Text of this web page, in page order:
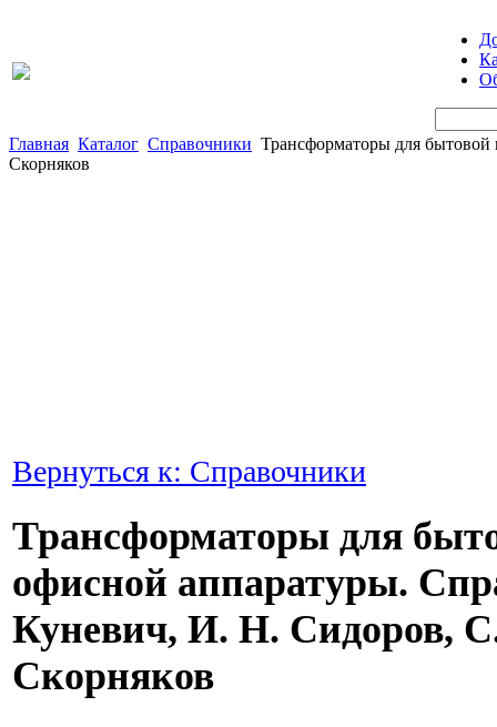
Главная Каталог Справочники Трансформаторы для
Скорняков
Вернуться к: Справочники
Трансформаторы для
офисной аппаратуры.
Куневич, И. Н. Сидоров,
Скорняков